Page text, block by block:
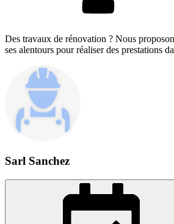
Des travaux de rénovation ? Nous
ses alentours pour réaliser des prestations
Sarl Sanchez